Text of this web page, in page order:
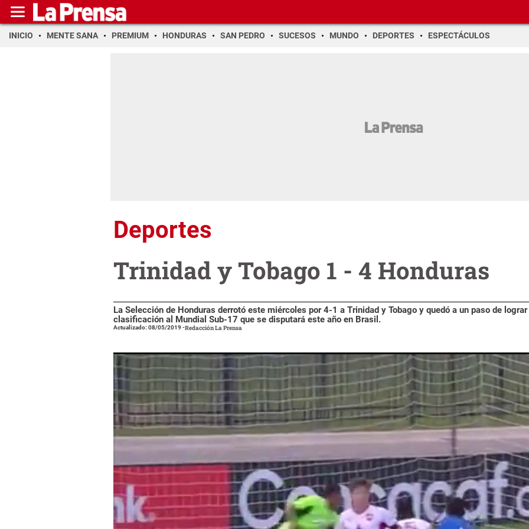
INICIO MENTE SANA PREMIUM HONDURAS SAN PEDRO SUCESOS MUNDO DEPORTES ESPECTÁCULOS
Deportes
Trinidad y Tobago 1 - 4 Honduras
La Selección de Honduras derrotó este miércoles por 4-1 a Trinidad y Tobago y quedó a un paso de
clasificación al Mundial Sub-17 que se disputará este año en Brasil.
Actualizado: 08/05/2019-Redacción La Prensa